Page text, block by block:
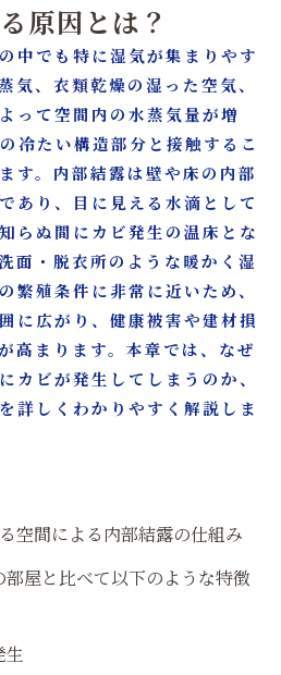
原因とは？
中でも特に湿気が集まりやす
気、衣類乾燥の湿った空気、
って空間内の水蒸気量が増
冷たい構造部分と接触するこ
す。内部結露は壁や床の内部
あり、目に見える水滴として
らぬ間にカビ発生の温床とな
面・脱衣所のような暖かく湿
繁殖条件に非常に近いため、
に広がり、健康被害や建材損
高まります。本章では、なぜ
カビが発生してしまうのか、
詳しくわかりやすく解説しま
空間による内部結露の仕組み
屋と比べて以下のような特徴
生